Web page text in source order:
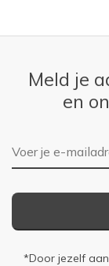
Meld je
en
E-mailadres
*Door jezelf